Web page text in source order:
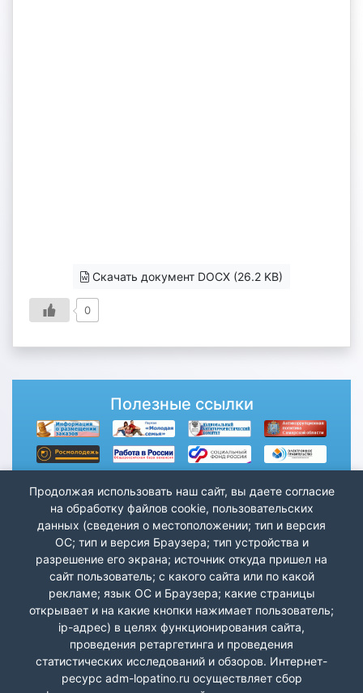
Скачать документ DOCX (26.2 KB)
0
Полезные ссылки
Продолжая использовать наш сайт, вы даете согласие
на обработку файлов cookie, пользовательских
данных (сведения о местоположении; тип и версия
ОС; тип и версия Браузера; тип устройства и
разрешение его экрана; источник откуда пришел на
сайт пользователь; с какого сайта или по какой
рекламе; язык ОС и Браузера; какие страницы
открывает и на какие кнопки нажимает пользователь;
ip-адрес) в целях функционирования сайта,
проведения ретаргетинга и проведения
статистических исследований и обзоров. Интернет-
ресурс adm-lopatino.ru осуществляет сбор